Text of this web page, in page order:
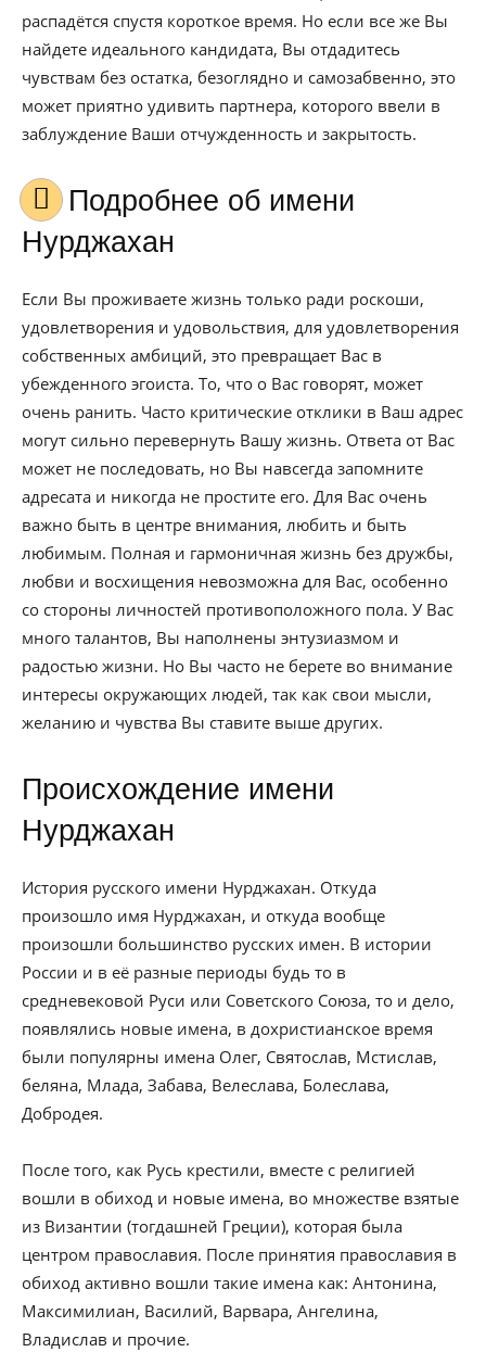
распадётся спустя короткое время. Но если все же Вы
найдете идеального кандидата, Вы отдадитесь
чувствам без остатка, безоглядно и самозабвенно, это
может приятно удивить партнера, которого ввели в
заблуждение Ваши отчужденность и закрытость.
Подробнее об имени
Нурджахан
Если Вы проживаете жизнь только ради роскоши,
удовлетворения и удовольствия, для удовлетворения
собственных амбиций, это превращает Вас в
убежденного эгоиста. То, что о Вас говорят, может
очень ранить. Часто критические отклики в Ваш адрес
могут сильно перевернуть Вашу жизнь. Ответа от Вас
может не последовать, но Вы навсегда запомните
адресата и никогда не простите его. Для Вас очень
важно быть в центре внимания, любить и быть
любимым. Полная и гармоничная жизнь без дружбы,
любви и восхищения невозможна для Вас, особенно
со стороны личностей противоположного пола. У Вас
много талантов, Вы наполнены энтузиазмом и
радостью жизни. Но Вы часто не берете во внимание
интересы окружающих людей, так как свои мысли,
желанию и чувства Вы ставите выше других.
Происхождение имени
Нурджахан
История русского имени Нурджахан. Откуда
произошло имя Нурджахан, и откуда вообще
произошли большинство русских имен. В истории
России и в её разные периоды будь то в
средневековой Руси или Советского Союза, то и дело,
появлялись новые имена, в дохристианское время
были популярны имена Олег, Святослав, Мстислав,
беляна, Млада, Забава, Велеслава, Болеслава,
Добродея.
После того, как Русь крестили, вместе с религией
вошли в обиход и новые имена, во множестве взятые
из Византии (тогдашней Греции), которая была
центром православия. После принятия православия в
обиход активно вошли такие имена как: Антонина,
Максимилиан, Василий, Варвара, Ангелина,
Владислав и прочие.